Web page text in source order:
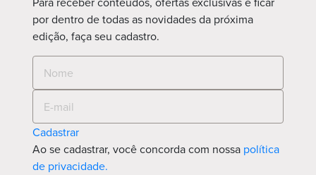
por dentro de todas as novidades da próxima
edição, faça seu cadastro.
Cadastrar
Ao se cadastrar, você concorda com nossa política
de privacidade.